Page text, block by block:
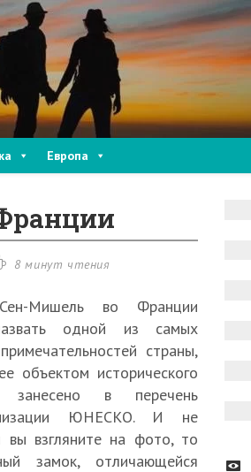
Европа
8 минут чтения
Мишель во Франции
одной из самых
страны,
объектом исторического
занесено в перечень
ЮНЕСКО. И не
вы взгляните на фото, то
замок, отличающейся